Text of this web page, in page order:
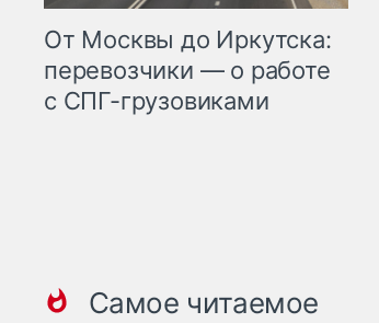
От Москвы до Иркутска:
перевозчики — о работе
с СПГ-грузовиками
Самое читаемое